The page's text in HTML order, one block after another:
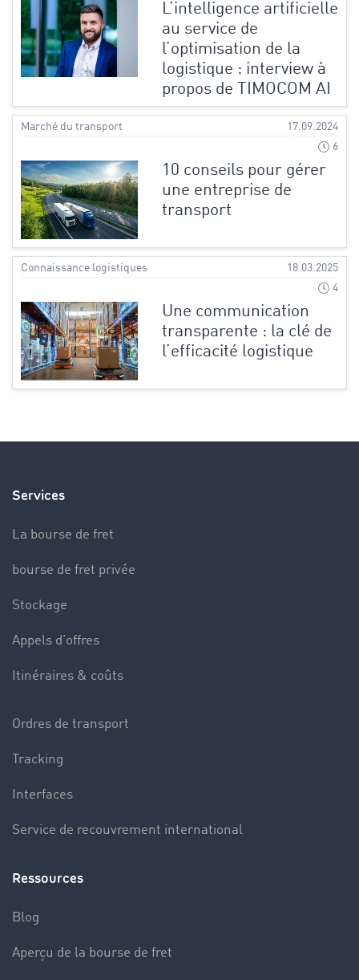
L’intelligence artificielle
au service de
l’optimisation de la
logistique : interview à
propos de TIMOCOM AI
Marché du transport
17.09.2024
6
10 conseils pour gérer
une entreprise de
transport
Connaissance logistiques
18.03.2025
4
Une communication
transparente : la clé de
l’efficacité logistique
Services
La bourse de fret
bourse de fret privée
Stockage
Appels d’offres
Itinéraires & coûts
Ordres de transport
Tracking
Interfaces
Service de recouvrement international
Ressources
Blog
Aperçu de la bourse de fret